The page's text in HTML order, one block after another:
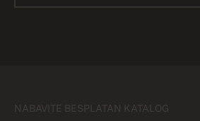
NABAVITE BESPLATAN KATALOG